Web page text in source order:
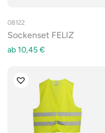
08122
Sockenset FELIZ
ab 10,45 €